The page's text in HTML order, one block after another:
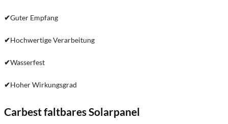
✔Guter Empfang
✔Hochwertige Verarbeitung
✔Wasserfest
✔Hoher Wirkungsgrad
Carbest faltbares Solarpanel